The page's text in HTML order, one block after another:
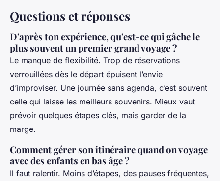
Questions et réponses
D'après ton expérience, qu'est-ce qui gâche le
plus souvent un premier grand voyage ?
Le manque de flexibilité. Trop de réservations
verrouillées dès le départ épuisent l’envie
d’improviser. Une journée sans agenda, c’est souvent
celle qui laisse les meilleurs souvenirs. Mieux vaut
prévoir quelques étapes clés, mais garder de la
marge.
Comment gérer son itinéraire quand on voyage
avec des enfants en bas âge ?
Il faut ralentir. Moins d’étapes, des pauses fréquentes,